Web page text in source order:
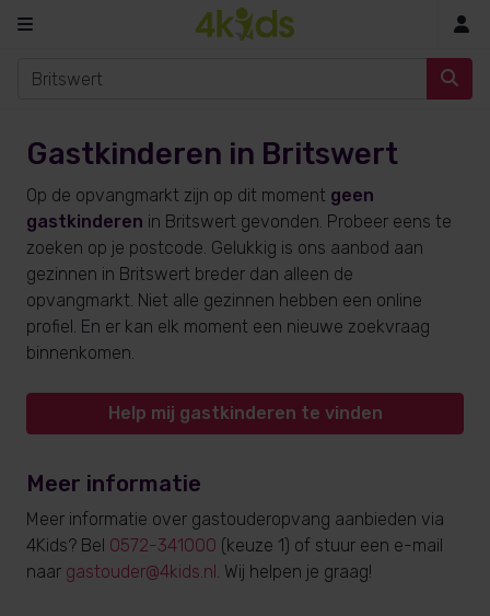
Gastkinderen in Britswert
Op de opvangmarkt zijn op dit moment geen
gastkinderen in Britswert gevonden. Probeer eens te
zoeken op je postcode. Gelukkig is ons aanbod aan
gezinnen in Britswert breder dan alleen de
opvangmarkt. Niet alle gezinnen hebben een online
profiel. En er kan elk moment een nieuwe zoekvraag
binnenkomen.
Help mij gastkinderen te vinden
Meer informatie
Meer informatie over gastouderopvang aanbieden via
4Kids? Bel 0572-341000 (keuze 1) of stuur een e-mail
naar gastouder@4kids.nl. Wij helpen je graag!